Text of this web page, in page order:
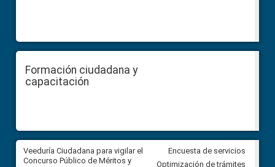
Formación ciudadana y
capacitación
Veeduría Ciudadana para vigilar el
Concurso Público de Méritos y
Veeduría Ciudadana para
construcción del asfaltado de
Encuesta de servicios
Optimización de trámites